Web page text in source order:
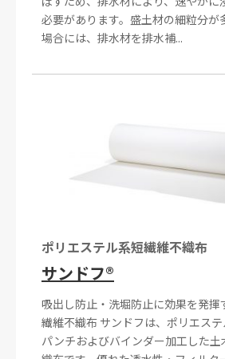
必要があります。盛土材の細粒分が
場合には、排水材を排水補...
ポリエステル系短繊維不織布
サンドフ®
吸出し防止・洗堀防止に効果を発揮
繊維不織布 サンドフは、ポリエス
パンチおよびバインダー加工した